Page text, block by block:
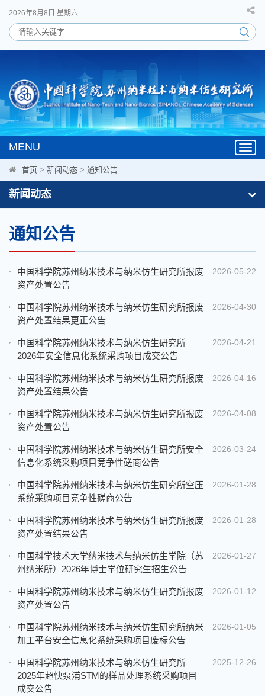
2026年8月8日 星期六
MENU
首页 > 新闻动态 > 通知公告
新闻动态
通知公告
2026-05-22
中国科学院苏州纳米技术与纳米仿生研究所报废
资产处置公告
2026-04-30
中国科学院苏州纳米技术与纳米仿生研究所报废
资产处置结果更正公告
2026-04-21
中国科学院苏州纳米技术与纳米仿生研究所
2026年安全信息化系统采购项目成交公告
2026-04-16
中国科学院苏州纳米技术与纳米仿生研究所报废
资产处置结果公告
2026-04-08
中国科学院苏州纳米技术与纳米仿生研究所报废
资产处置公告
2026-03-24
中国科学院苏州纳米技术与纳米仿生研究所安全
信息化系统采购项目竞争性磋商公告
2026-01-28
中国科学院苏州纳米技术与纳米仿生研究所空压
系统采购项目竞争性磋商公告
2026-01-28
中国科学院苏州纳米技术与纳米仿生研究所报废
资产处置结果公告
2026-01-27
中国科学技术大学纳米技术与纳米仿生学院（苏
州纳米所）2026年博士学位研究生招生公告
2026-01-12
中国科学院苏州纳米技术与纳米仿生研究所报废
资产处置公告
2026-01-05
中国科学院苏州纳米技术与纳米仿生研究所纳米
加工平台安全信息化系统采购项目废标公告
2025-12-26
中国科学院苏州纳米技术与纳米仿生研究所
2025年超快泵浦STM的样品处理系统采购项目
成交公告